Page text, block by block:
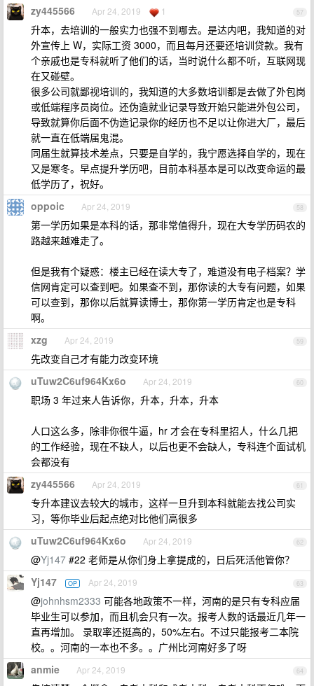
57
zy445566 Apr 24, 2019 1
升本，去培训的一般实力也强不到哪去。是达内吧，我知道的对
外宣传上 W，实际工资 3000，而且每月还要还培训贷款。我有
个亲戚也是专科就听了他们的话，当时说什么都不听，互联网现
在又碰壁。
很多公司就鄙视培训的，我知道的大多数培训都是去做了外包岗
或低端程序员岗位。还伪造就业记录导致开始只能进外包公司，
导致就算你后面不伪造记录你的经历也不足以让你进大厂，最后
就一直在低端届鬼混。
同届生就算技术差点，只要是自学的，我宁愿选择自学的，现在
又是寒冬。早点提升学历吧，目前本科基本是可以改变命运的最
低学历了，祝好。
58
oppoic Apr 24, 2019
第一学历如果是本科的话，那非常值得升，现在大专学历码农的
路越来越难走了。
但是我有个疑惑：楼主已经在读大专了，难道没有电子档案？学
信网肯定可以查到吧。如果查不到，那你读的大专有问题，如果
可以查到，那你以后就算读博士，那你第一学历肯定也是专科
啊。
59
xzg Apr 24, 2019
先改变自己才有能力改变环境
60
uTuw2C6uf964Kx6o Apr 24, 2019
职场 3 年过来人告诉你，升本，升本，升本
人口这么多，除非你很牛逼，hr 才会在专科里招人，什么几把
的工作经验，现在不缺人，以后也更不会缺人，专科连个面试机
会都没有
61
zy445566 Apr 24, 2019
专升本建议去较大的城市，这样一旦升到本科就能去找公司实
习，等你毕业后起点绝对比他们高很多
62
uTuw2C6uf964Kx6o Apr 24, 2019
@Yj147 #22 老师是从你们身上拿提成的，日后死活他管你？
63
Yj147 OP Apr 24, 2019
@johnhsm2333 可能各地政策不一样，河南的是只有专科应届
毕业生可以参加，而且机会只有一次。报考人数的话最近几年一
直再增加。 录取率还挺高的，50%左右。不过只能报考二本院
校。。河南的一本也不多。。广州比河南好多了呀
64
anmie Apr 24, 2019